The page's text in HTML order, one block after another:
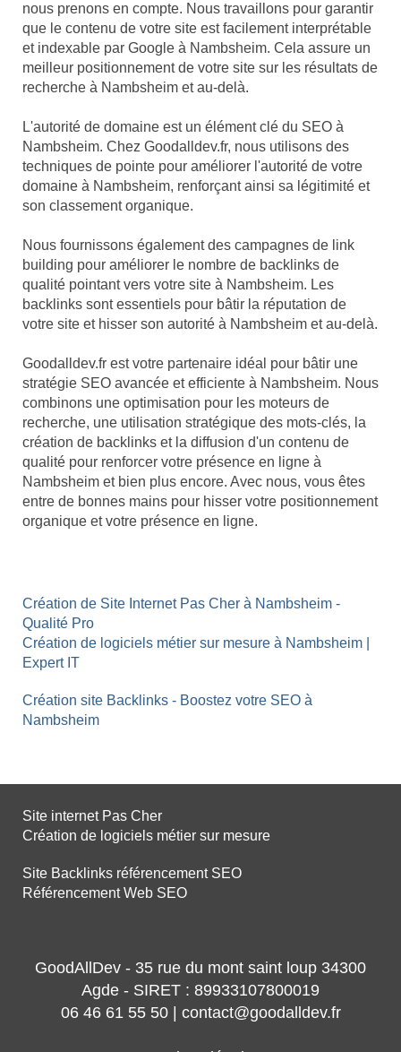
nous prenons en compte. Nous travaillons pour garantir
que le contenu de votre site est facilement interprétable
et indexable par Google à Nambsheim. Cela assure un
meilleur positionnement de votre site sur les résultats de
recherche à Nambsheim et au-delà.
L'autorité de domaine est un élément clé du SEO à
Nambsheim. Chez Goodalldev.fr, nous utilisons des
techniques de pointe pour améliorer l'autorité de votre
domaine à Nambsheim, renforçant ainsi sa légitimité et
son classement organique.
Nous fournissons également des campagnes de link
building pour améliorer le nombre de backlinks de
qualité pointant vers votre site à Nambsheim. Les
backlinks sont essentiels pour bâtir la réputation de
votre site et hisser son autorité à Nambsheim et au-delà.
Goodalldev.fr est votre partenaire idéal pour bâtir une
stratégie SEO avancée et efficiente à Nambsheim. Nous
combinons une optimisation pour les moteurs de
recherche, une utilisation stratégique des mots-clés, la
création de backlinks et la diffusion d'un contenu de
qualité pour renforcer votre présence en ligne à
Nambsheim et bien plus encore. Avec nous, vous êtes
entre de bonnes mains pour hisser votre positionnement
organique et votre présence en ligne.
Création de Site Internet Pas Cher à Nambsheim -
Qualité Pro
Création de logiciels métier sur mesure à Nambsheim |
Expert IT
Création site Backlinks - Boostez votre SEO à
Nambsheim
Site internet Pas Cher
Création de logiciels métier sur mesure
Site Backlinks référencement SEO
Référencement Web SEO
GoodAllDev - 35 rue du mont saint loup 34300
Agde - SIRET : 89933107800019
06 46 61 55 50 | contact@goodalldev.fr